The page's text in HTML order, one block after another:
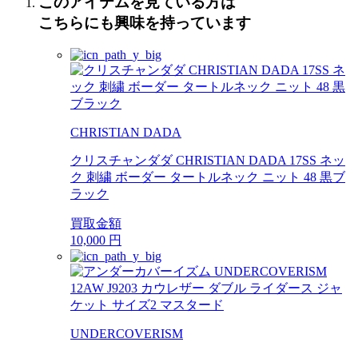
こちらにも興味を持っています
CHRISTIAN DADA
クリスチャンダダ CHRISTIAN DADA 17SS ネッ
ク 刺繍 ボーダー タートルネック ニット 48 黒ブ
ラック
買取金額
10,000 円
UNDERCOVERISM